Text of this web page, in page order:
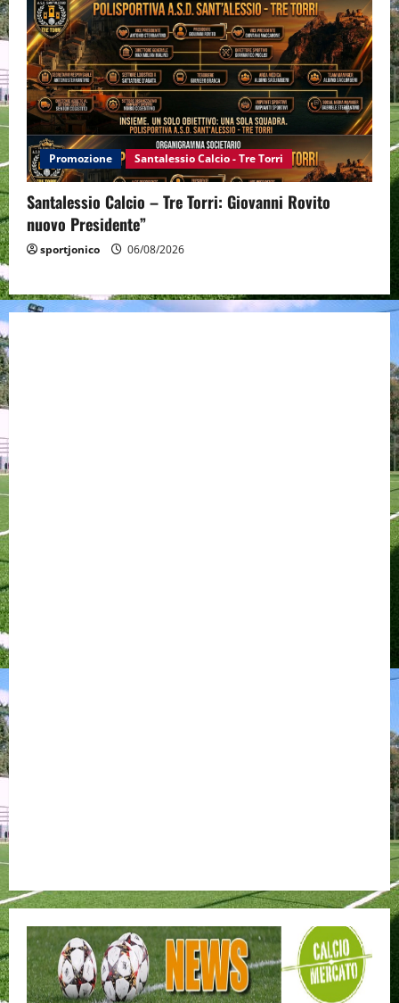
Promozione Santalessio Calcio - Tre Torri
Santalessio Calcio – Tre Torri: Giovanni Rovito
nuovo Presidente”
sportjonico 06/08/2026